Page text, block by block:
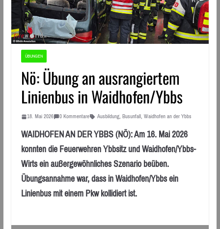
ÜBUNGEN
Nö: Übung an ausrangiertem
Linienbus in Waidhofen/Ybbs
18. Mai 2026 0 Kommentare Ausbildung, Busunfall, Waidhofen an der Ybbs
WAIDHOFEN AN DER YBBS (NÖ): Am 16. Mai 2026
konnten die Feuerwehren Ybbsitz und Waidhofen/Ybbs-
Wirts ein außergewöhnliches Szenario beüben.
Übungsannahme war, dass in Waidhofen/Ybbs ein
Linienbus mit einem Pkw kollidiert ist.